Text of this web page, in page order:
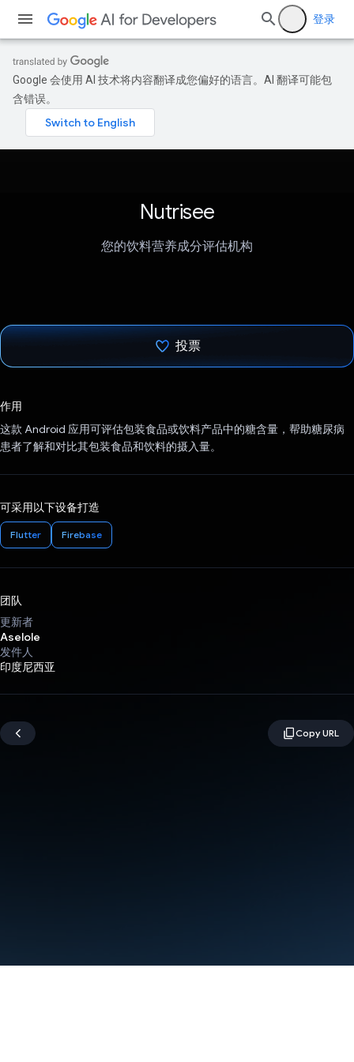
登录
Google 会使用 AI 技术将内容翻译成您偏好的语言。AI 翻译可能包
含错误。
Nutrisee
您的饮料营养成分评估机构
投票
作用
这款 Android 应用可评估包装食品或饮料产品中的糖含量，帮助糖尿病
患者了解和对比其包装食品和饮料的摄入量。
可采用以下设备打造
Flutter Firebase
团队
更新者
Aselole
发件人
印度尼西亚